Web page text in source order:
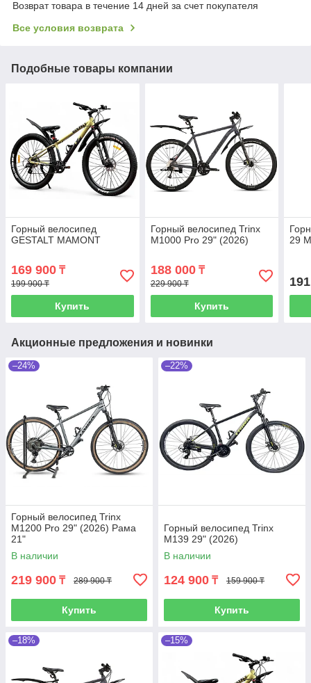
Возврат товара в течение 14 дней за счет покупателя
Все условия возврата
Подобные товары компании
Горный велосипед
GESTALT MAMONT
169 900 ₸
199 900 ₸
Купить
Горный велосипед Trinx
M1000 Pro 29" (2026)
188 000₸
229 900 ₸
Купить
29
Акционные предложения и новинки
–24%
Горный велосипед Trinx
M1200 Pro 29" (2026) Рама
21"
В наличии
219 900 ₸ 289 900 ₸
Купить
–22%
Горный велосипед Trinx
M139 29" (2026)
В наличии
124 900 ₸ 159 900 ₸
Купить
–18% –15%